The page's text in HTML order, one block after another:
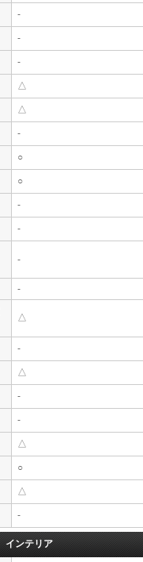
-
-
-
△
△
-
○
○
-
-
-
-
△
-
△
-
-
△
○
△
-
インテリア